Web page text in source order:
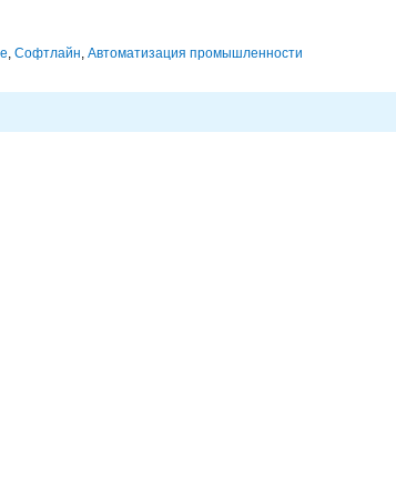
, Софтлайн, Автоматизация промышленности